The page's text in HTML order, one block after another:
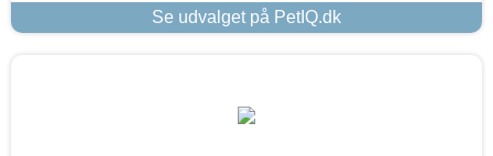
Se udvalget på PetIQ.dk